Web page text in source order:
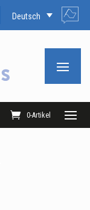
Deutsch
0-Artikel